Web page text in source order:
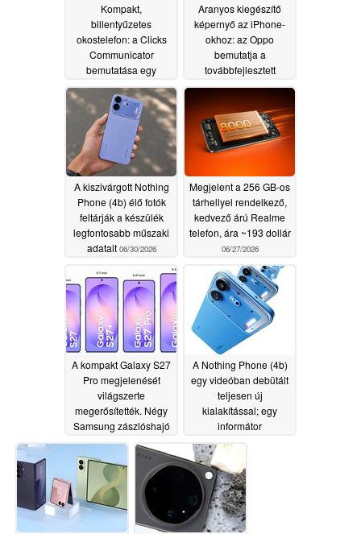
Kompakt,
billentyűzetes
okostelefon: a Clicks
Communicator
bemutatása egy
gyakorlati videóban
07/01/2026
Aranyos kiegészítő
képernyő az iPhone-
okhoz: az Oppo
bemutatja a
továbbfejlesztett
Bubble szelfiképernyőt
06/30/2026
A kiszivárgott Nothing
Phone (4b) élő fotók
feltárják a készülék
legfontosabb műszaki
adatait 06/30/2026
Megjelent a 256 GB-os
tárhellyel rendelkező,
kedvező árú Realme
telefon, ára ~193 dollár
06/27/2026
A kompakt Galaxy S27
Pro megjelenését
világszerte
megerősítették. Négy
Samsung zászlóshajó
okostelefon várható
2027-ben
06/25/2026
A Nothing Phone (4b)
egy videóban debütált
teljesen új
kialakítással; egy
informátor
nyilvánosságra hozta a
műszaki adatokat
06/25/2026